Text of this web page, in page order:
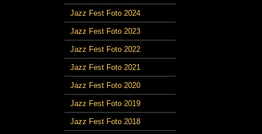
Jazz Fest Foto 2024
Jazz Fest Foto 2023
Jazz Fest Foto 2022
Jazz Fest Foto 2021
Jazz Fest Foto 2020
Jazz Fest Foto 2019
Jazz Fest Foto 2018